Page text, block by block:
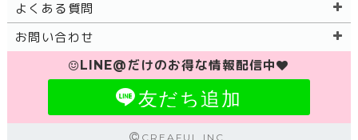
よくある質問
お問い合わせ
LINE@だけのお得な情報配信中
友だち追加
CREAFUL INC.